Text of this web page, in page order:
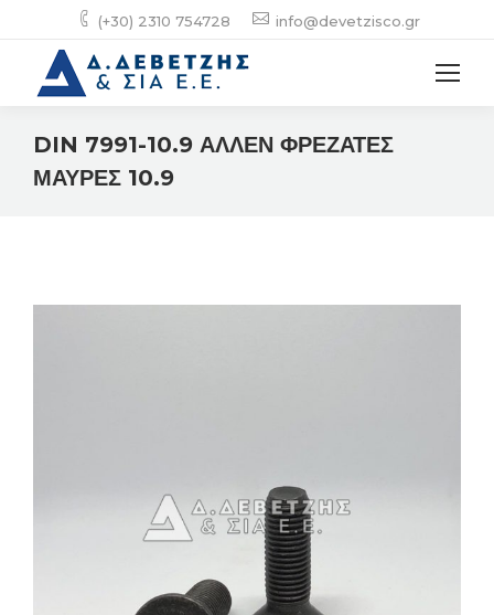
(+30) 2310 754728 info@devetzisco.gr
DIN 7991-10.9 ΑΛΛΕΝ ΦΡΕΖΑΤΕΣ
ΜΑΥΡΕΣ 10.9